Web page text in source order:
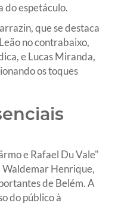
do espetáculo.
que se destaca
no contrabaixo,
e Lucas Miranda,
os toques
e Rafael Du Vale"
Waldemar Henrique,
de Belém. A
do público à